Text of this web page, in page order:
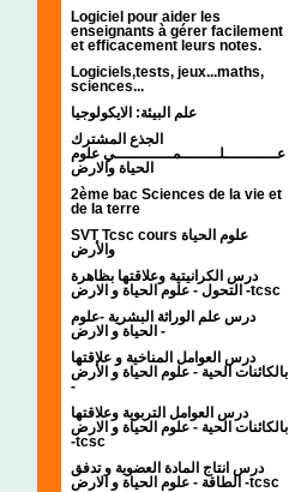
Logiciel pour aider les
enseignants à gérer facilement
et efficacement leurs notes.
Logiciels,tests, jeux...maths,
sciences...
علم البيئة: الايكولوجيا
الجذع المشترك
عـــــــــــلــــــــمــــــــــــي علوم
الحياة والارض
2ème bac Sciences de la vie et
de la terre
SVT Tcsc cours علوم الحياة
والأرض
درس الكرانيتية وعلاقتها بظاهرة
التحول - علوم الحياة و الارض -tcsc
درس علم الوراثة البشرية -علوم
الحياة و الارض -
درس العوامل المناخية و علاقتها
بالكائنات الحية - علوم الحياة و الأرض
-
درس العوامل التربوية وعلاقتها
بالكائنات الحية - علوم الحياة و الارض
-tcsc
درس انتاج المادة العضوية و تدفق
الطاقة - علوم الحياة و الارض -tcsc